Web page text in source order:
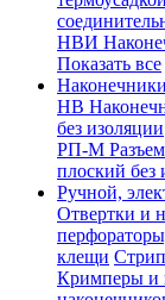
НВИ
Показать все
НВ
без изоляции
РП-М Разъем
плоский без
Ручной,
Отвертки и
клещи
Кримперы и